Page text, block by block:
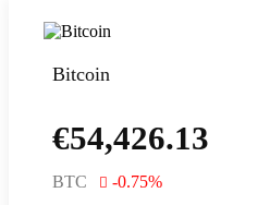
Bitcoin
€54,426.13
BTC -0.75%